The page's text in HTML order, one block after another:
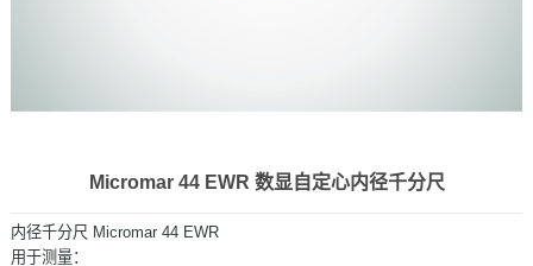
Micromar 44 EWR 数显自定心内径千分尺
内径千分尺 Micromar 44 EWR
用于测量：